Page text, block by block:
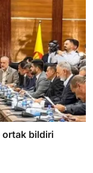
ortak bildiri